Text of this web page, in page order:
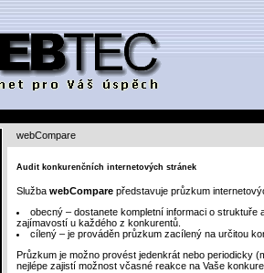
webCompare
Audit konkurenčních internetových stránek
Služba webCompare představuje průzkum
obecný – dostanete kompletní informaci o
zajímavostí u každého z konkurentů.
cílený – je prováděn průzkum zacílený na určitou
Průzkum je možno provést jedenkrát nebo periodicky
nejlépe zajistí možnost včasné reakce na Vaše